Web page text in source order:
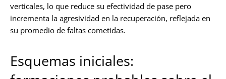
verticales, lo que reduce su efectividad de pase pero
incrementa la agresividad en la recuperación, reflejada en
su promedio de faltas cometidas.
Esquemas iniciales: